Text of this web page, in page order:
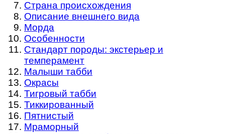
Страна происхождения
Описание внешнего вида
Морда
Особенности
Стандарт породы: экстерьер и
темперамент
Малыши табби
Окрасы
Тигровый табби
Тиккированный
Пятнистый
Мраморный